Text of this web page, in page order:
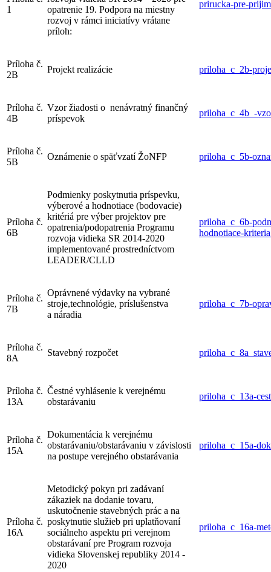
1
opatrenie 19. Podpora na miestny
rozvoj v rámci iniciatívy vrátane
príloh:
prirucka-pre-
Príloha č.
2B
Projekt realizácie priloha_c_2b-
Príloha č.
4B
Vzor žiadosti o nenávratný finančný
príspevok
priloha_c_4b_-
Príloha č.
5B
Oznámenie o späťvzatí ŽoNFP priloha_c_5b-
Príloha č.
6B
Podmienky poskytnutia príspevku,
výberové a hodnotiace (bodovacie)
kritériá pre výber projektov pre
opatrenia/podopatrenia Programu
rozvoja vidieka SR 2014-2020
implementované prostredníctvom
LEADER/CLLD
priloha_c_6b-
hodnotiace-
Príloha č.
7B
Oprávnené výdavky na vybrané
stroje,technológie, príslušenstva
a náradia
priloha_c_7b-
Príloha č.
8A
Stavebný rozpočet
Príloha č.
13A
Čestné vyhlásenie k verejnému
obstarávaniu
priloha_c_13a-
Príloha č.
15A
Dokumentácia k verejnému
obstarávaniu/obstarávaniu v závislosti
na postupe verejného obstarávania
priloha_c_15a-
Príloha č.
16A
Metodický pokyn pri zadávaní
zákaziek na dodanie tovaru,
uskutočnenie stavebných prác a na
poskytnutie služieb pri uplatňovaní
sociálneho aspektu pri verejnom
obstarávaní pre Program rozvoja
vidieka Slovenskej republiky 2014 -
2020
priloha_c_16a-